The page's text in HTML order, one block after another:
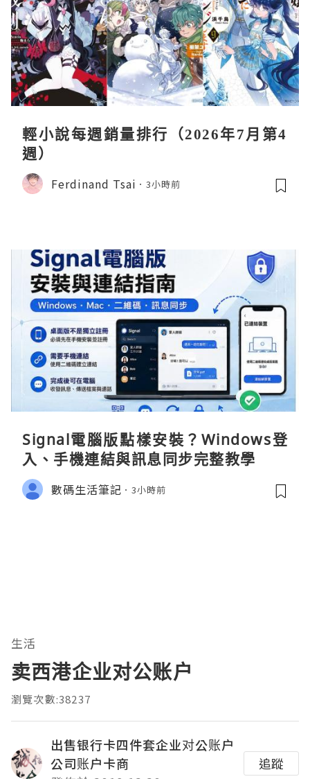
輕小說每週銷量排行（2026年7月第4
週）
Ferdinand Tsai 3小時前
Signal電腦版點樣安裝？Windows登
入、手機連結與訊息同步完整教學
數碼生活筆記 3小時前
生活
卖西港企业对公账户
瀏覽次數:38237
出售银行卡四件套企业对公账户
公司账户卡商
追蹤